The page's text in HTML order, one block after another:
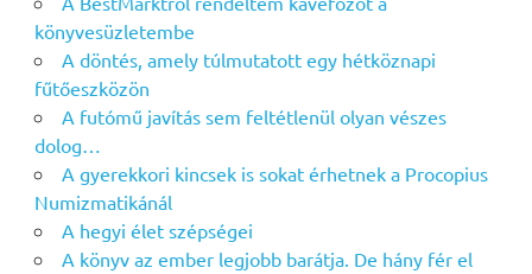
könyvesüzletembe
A döntés, amely túlmutatott egy hétköznapi
fűtőeszközön
A futómű javítás sem feltétlenül olyan vészes
dolog…
A gyerekkori kincsek is sokat érhetnek a Procopius
Numizmatikánál
A hegyi élet szépségei
A könyv az ember legjobb barátja. De hány fér el